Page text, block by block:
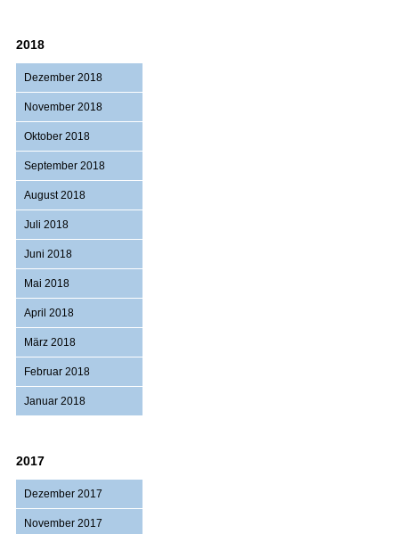
2018
Dezember 2018
November 2018
Oktober 2018
September 2018
August 2018
Juli 2018
Juni 2018
Mai 2018
April 2018
März 2018
Februar 2018
Januar 2018
2017
Dezember 2017
November 2017